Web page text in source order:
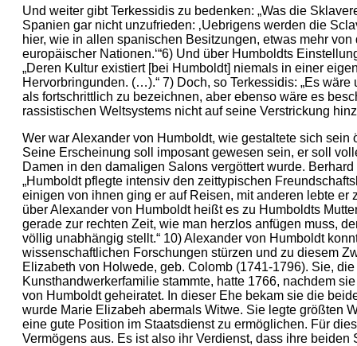
Und weiter gibt Terkessidis zu bedenken: „Was die
Spanien gar nicht unzufrieden: ‚Uebrigens werden die
hier, wie in allen spanischen Besitzungen, etwas mehr
europäischer Nationen.‘“6) Und über Humboldts
„Deren Kultur existiert [bei Humboldt] niemals in einer
Hervorbringunden. (…).“ 7) Doch, so Terkessidis: „Es
als fortschrittlich zu bezeichnen, aber ebenso wäre es
rassistischen Weltsystems nicht auf seine Verstrickung
Wer war Alexander von Humboldt, wie gestaltete sich sein
Seine Erscheinung soll imposant gewesen sein, er soll
Damen in den damaligen Salons vergöttert wurde.
„Humboldt pflegte intensiv den zeittypischen
einigen von ihnen ging er auf Reisen, mit anderen lebte er
über Alexander von Humboldt heißt es zu Humboldts
gerade zur rechten Zeit, wie man herzlos anfügen muss,
völlig unabhängig stellt.“ 10) Alexander von Humboldt
wissenschaftlichen Forschungen stürzen und zu diesem
Elizabeth von Holwede, geb. Colomb (1741-1796). Sie,
Kunsthandwerkerfamilie stammte, hatte 1766, nachdem
von Humboldt geheiratet. In dieser Ehe bekam sie die
wurde Marie Elizabeh abermals Witwe. Sie legte größten
eine gute Position im Staatsdienst zu ermöglichen. Für
Vermögens aus. Es ist also ihr Verdienst, dass ihre